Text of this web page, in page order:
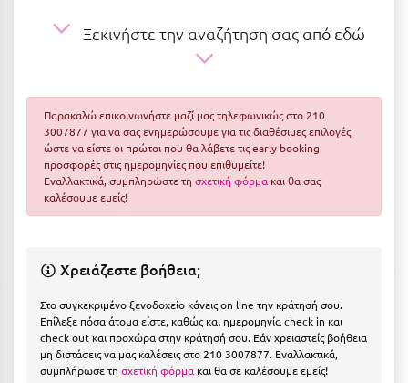
Ερέτρια
Εύβοια
Ευρυτανία
Ζαγοροχώρια
Ηλεία
Ηράκλειο
Ξεκινήστε την αναζήτηση σας από εδώ
Παρακαλώ επικοινωνήστε μαζί μας τηλεφωνικώς στο 210
3007877 για να σας ενημερώσουμε για τις διαθέσιμες επιλογές
ώστε να είστε οι πρώτοι που θα λάβετε τις early booking
προσφορές στις ημερομηνίες που επιθυμείτε!
Εναλλακτικά, συμπληρώστε τη σχετική φόρμακαι θα σας
καλέσουμε εμείς!
Χρειάζεστε βοήθεια;
Στο συγκεκριμένο ξενοδοχείο κάνεις on line την κράτησή σου.
Επίλεξε πόσα άτομα είστε, καθώς και ημερομηνία check in και
check out και προχώρα στην κράτησή σου. Εάν χρειαστείς βοήθεια
μη διστάσεις να μας καλέσεις στο 210 3007877. Εναλλακτικά,
συμπλήρωσε τη σχετική φόρμα και θα σε καλέσουμε εμείς!